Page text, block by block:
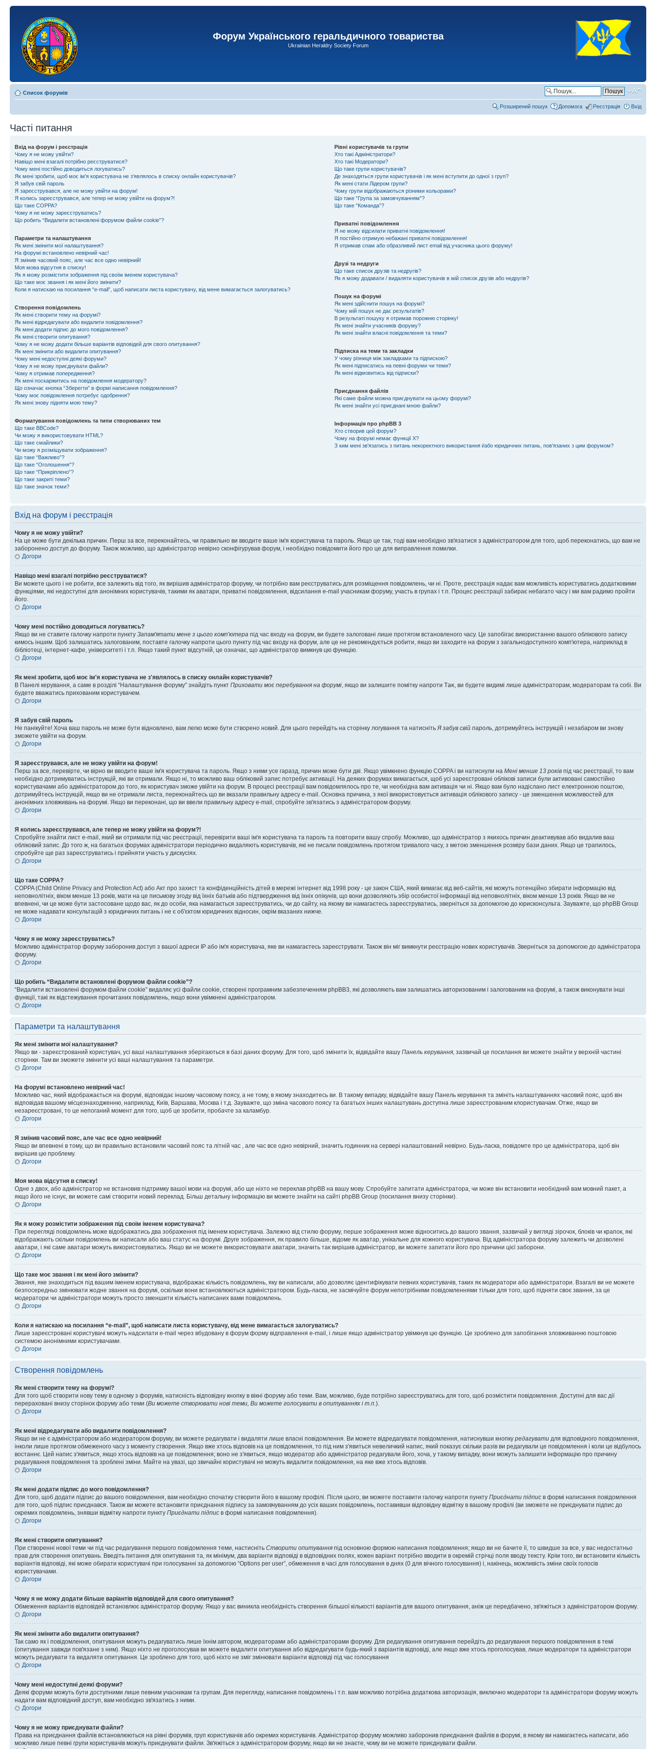
Форум Українського геральдичного товариства
Ukrainian Heraldry Society Forum
Список форумів
Розширений пошук Допомога Реєстрація Вхід
Часті питання
Вхід на форум і реєстрація
Чому я не можу увійти?
Навіщо мені взагалі потрібно реєструватися?
Чому мені постійно доводиться логуватись?
Як мені зробити, щоб моє ім'я користувача не з'являлось в списку онлайн користувачів?
Я забув свій пароль
Я зареєструвався, але не можу увійти на форум!
Я колись зареєструвався, але тепер не можу увійти на форум?!
Що таке COPPA?
Чому я не можу зареєструватись?
Що робить “Видалити встановлені форумом файли cookie”?
Параметри та налаштування
Як мені змінити мої налаштування?
На форумі встановлено невірний час!
Я змінив часовий пояс, але час все одно невірний!
Моя мова відсутня в списку!
Як я можу розмістити зображення під своїм іменем користувача?
Що таке моє звання і як мені його змінити?
Коли я натискаю на посилання “e-mail”, щоб написати листа користувачу, від мене вимагається залогуватись?
Створення повідомлень
Як мені створити тему на форумі?
Як мені відредагувати або видалити повідомлення?
Як мені додати підпис до мого повідомлення?
Як мені створити опитування?
Чому я не можу додати більше варіантів відповідей для свого опитування?
Як мені змінити або видалити опитування?
Чому мені недоступні деякі форуми?
Чому я не можу приєднувати файли?
Чому я отримав попередження?
Як мені поскаржитись на повідомлення модератору?
Що означає кнопка “Зберегти” в формі написання повідомлення?
Чому моє повідомлення потребує одобрення?
Як мені знову підняти мою тему?
Форматування повідомлень та типи створюваних тем
Що таке BBCode?
Чи можу я використовувати HTML?
Що таке смайлики?
Чи можу я розміщувати зображення?
Що таке “Важливо”?
Що таке “Оголошення”?
Що таке “Прикріплено”?
Що таке закриті теми?
Що таке значок теми?
Рівні користувачів та групи
Хто такі Адміністратори?
Хто такі Модератори?
Що таке групи користувачів?
Де знаходяться групи користувачів і як мені вступити до одної з груп?
Як мені стати Лідером групи?
Чому групи відображаються різними кольорами?
Що таке “Група за замовчуванням”?
Що таке “Команда”?
Приватні повідомлення
Я не можу відсилати приватні повідомлення!
Я постійно отримую небажані приватні повідомлення!
Я отримав спам або образливий лист email від учасника цього форуму!
Друзі та недруги
Що таке список друзів та недругів?
Як я можу додавати / видаляти користувачів в мій список друзів або недругів?
Пошук на форумі
Як мені здійснити пошук на форумі?
Чому мій пошук не дає результатів?
В результаті пошуку я отримав порожню сторінку!
Як мені знайти учасників форуму?
Як мені знайти власні повідомлення та теми?
Підписка на теми та закладки
У чому різниця між закладками та підпискою?
Як мені підписатись на певні форуми чи теми?
Як мені відмовитись від підписки?
Приєднання файлів
Які саме файли можна приєднувати на цьому форумі?
Як мені знайти усі приєднані мною файли?
Інформація про phpBB 3
Хто створив цей форум?
Чому на форумі немає функції X?
З ким мені зв'язатись з питань некоректного використання і/або юридичних питань, пов'язаних з цим форумом?
Вхід на форум і реєстрація
Чому я не можу увійти?
На це може бути декілька причин. Перш за все, переконайтесь, чи правильно ви вводите ваше ім'я користувача та пароль. Якщо це так, тоді вам необхідно зв'язатися з адміністратором для того, щоб переконатись, що вам не
заборонено доступ до форуму. Також можливо, що адміністратор невірно сконфігурував форум, і необхідно повідомити його про це для виправлення помилки.
Догори
Навіщо мені взагалі потрібно реєструватися?
Ви можете цього і не робити, все залежить від того, як вирішив адміністратор форуму, чи потрібно вам реєструватись для розміщення повідомлень, чи ні. Проте, реєстрація надає вам можливість користуватись додатковими
функціями, які недоступні для анонімних користувачів, такими як аватари, приватні повідомлення, відсилання e-mail учасникам форуму, участь в групах і т.п. Процес реєстрації забирає небагато часу і ми вам радимо пройти
його.
Догори
Чому мені постійно доводиться логуватись?
Якщо ви не ставите галочку напроти пункту Запам'ятати мене з цього комп'ютера під час входу на форум, ви будете залоговані лише протягом встановленого часу. Це запобігає використанню вашого облікового запису
кимось іншим. Щоб залишатись залогованим, поставте галочку напроти цього пункту під час входу на форум, але це не рекомендується робити, якщо ви заходите на форум з загальнодоступного комп'ютера, наприклад в
бібліотеці, інтернет-кафе, університеті і т.п. Якщо такий пункт відсутній, це означає, що адміністратор вимкнув цю функцію.
Догори
Як мені зробити, щоб моє ім'я користувача не з'являлось в списку онлайн користувачів?
В Панелі керування, а саме в розділі “Налаштування форуму” знайдіть пункт Приховати моє перебування на форумі, якщо ви залишите помітку напроти Так, ви будете видимі лише адміністраторам, модераторам та собі. Ви
будете вважатись прихованим користувачем.
Догори
Я забув свій пароль
Не панікуйте! Хоча ваш пароль не може бути відновлено, вам легко може бути створено новий. Для цього перейдіть на сторінку логування та натиснітьЯ забув свій пароль, дотримуйтесь інструкцій і незабаром ви знову
зможете увійти на форум.
Догори
Я зареєструвався, але не можу увійти на форум!
Перш за все, перевірте, чи вірно ви вводите ваше ім'я користувача та пароль. Якщо з ними усе гаразд, причин може бути дві. Якщо увімкнено функцію COPPA і ви натиснули на Мені менше 13 років під час реєстрації, то вам
необхідно дотримуватись інструкцій, які ви отримали. Якщо ні, то можливо ваш обліковий запис потребує активації. На деяких форумах вимагається, щоб усі зареєстровані облікові записи були активовані самостійно
користувачами або адміністратором до того, як користувач зможе увійти на форум. В процесі реєстрації вам повідомлялось про те, чи необхідна вам активація чи ні. Якщо вам було надіслано лист електронною поштою,
дотримуйтесь інструкцій, якщо ви не отримали листа, переконайтесь що ви вказали правильну адресу e-mail. Основна причина, з якої використовується активація облікового запису - це зменшення можливостей для
анонімних зловживань на форумі. Якщо ви переконані, що ви ввели правильну адресу e-mail, спробуйте зв'язатись з адміністратором форуму.
Догори
Я колись зареєструвався, але тепер не можу увійти на форум?!
Спробуйте знайти лист e-mail, який ви отримали під час реєстрації, перевірити ваші ім'я користувача та пароль та повторити вашу спробу. Можливо, що адміністратор з якихось причин деактивував або видалив ваш
обліковий запис. До того ж, на багатьох форумах адміністратори періодично видаляють користувачів, які не писали повідомлень протягом тривалого часу, з метою зменшення розміру бази даних. Якщо це трапилось,
спробуйте ще раз зареєструватись і прийняти участь у дискусіях.
Догори
Що таке COPPA?
COPPA (Child Online Privacy and Protection Act) або Акт про захист та конфіденційність дітей в мережі інтернет від 1998 року - це закон США, який вимагає від веб-сайтів, які можуть потенційно збирати інформацію від
неповнолітніх, віком менше 13 років, мати на це письмову згоду від їхніх батьків або підтвердження від їхніх опікунів, що вони дозволяють збір особистої інформації від неповнолітніх, віком менше 13 років. Якщо ви не
впевнені, чи це може бути застосоване щодо вас, як до особи, яка намагається зареєструватись, чи до сайту, на якому ви намагаєтесь зареєструватись, зверніться за допомогою до юрисконсульта. Зауважте, що phpBB Group
не може надавати консультацій з юридичних питань і не є об'єктом юридичних відносин, окрім вказаних нижче.
Догори
Чому я не можу зареєструватись?
Можливо адміністратор форуму заборонив доступ з вашої адреси IP або ім'я користувача, яке ви намагаєтесь зареєструвати. Також він міг вимкнути реєстрацію нових користувачів. Зверніться за допомогою до адміністратора
форуму.
Догори
Що робить “Видалити встановлені форумом файли cookie”?
“Видалити встановлені форумом файли cookie” видаляє усі файли cookie, створені програмним забезпеченням phpBB3, які дозволяють вам залишатись авторизованим і залогованим на форумі, а також виконувати інші
функції, такі як відстежування прочитаних повідомлень, якщо вони увімкнені адміністратором.
Догори
Параметри та налаштування
Як мені змінити мої налаштування?
Якщо ви - зареєстрований користувач, усі ваші налаштування зберігаються в базі даних форуму. Для того, щоб змінити їх, відвідайте вашу Панель керування, зазвичай це посилання ви можете знайти у верхній частині
сторінки. Там ви зможете змінити усі ваші налаштування та параметри.
Догори
На форумі встановлено невірний час!
Можливо час, який відображається на форумі, відповідає іншому часовому поясу, а не тому, в якому знаходитесь ви. В такому випадку, відвідайте вашу Панель керування та змініть налаштуваннях часовий пояс, щоб він
відповідав вашому місцезнаходженню, наприклад, Київ, Варшава, Москва і т.д. Зауважте, що зміна часового поясу та багатьох інших налаштувань доступна лише зареєстрованим клористувачам. Отже, якщо ви
незареєстровані, то це непоганий момент для того, щоб це зробити, пробачте за каламбур.
Догори
Я змінив часовий пояс, але час все одно невірний!
Якщо ви впевнені в тому, що ви правильно встановили часовий пояс та літній час , але час все одно невірний, значить годинник на сервері налаштований невірно. Будь-ласка, повідомте про це адміністратора, щоб він
вирішив цю проблему.
Догори
Моя мова відсутня в списку!
Одне з двох, або адміністратор не встановив підтримку вашої мови на форумі, або ще ніхто не переклав phpBB на вашу мову. Спробуйте запитати адміністратора, чи може він встановити необхідний вам мовний пакет, а
якщо його не існує, ви можете самі створити новий переклад. Більш детальну інформацію ви можете знайти на сайті phpBB Group (посилання внизу сторінки).
Догори
Як я можу розмістити зображення під своїм іменем користувача?
При перегляді повідомлень може відображатись два зображення під іменем користувача. Залежно від стилю форуму, перше зображення може відноситись до вашого звання, зазвичай у вигляді зірочок, блоків чи крапок, які
відображають скільки повідомлень ви написали або ваш статус на форумі. Друге зображення, як правило більше, відоме як аватар, унікальне для кожного користувача. Від адміністратора форуму залежить чи дозволені
аватари, і які саме аватари можуть використовуватись. Якщо ви не можете використовувати аватари, значить так вирішив адміністратор, ви можете запитати його про причини цієї заборони.
Догори
Що таке моє звання і як мені його змінити?
Звання, яке знаходиться під вашим іменем користувача, відображає кількість повідомлень, яку ви написали, або дозволяє ідентифікувати певних користувачів, таких як модератори або адміністратори. Взагалі ви не можете
безпосередньо змінювати жодне звання на форумі, оскільки вони встановлюються адміністратором. Будь-ласка, не засмічуйте форум непотрібними повідомленнями тільки для того, щоб підняти своє звання, за це
модератори чи адміністратори можуть просто зменшити кількість написаних вами повідомлень.
Догори
Коли я натискаю на посилання “e-mail”, щоб написати листа користувачу, від мене вимагається залогуватись?
Лише зареєстровані користувачі можуть надсилати e-mail через вбудовану в форум форму відправлення e-mail, і лише якщо адміністратор увімкнув цю функцію. Це зроблено для запобігання зловживанню поштовою
системою анонімними користувачами.
Догори
Створення повідомлень
Як мені створити тему на форумі?
Для того щоб створити нову тему в одному з форумів, натисність відповідну кнопку в вікні форуму або теми. Вам, можливо, буде потрібно зареєструватись для того, щоб розмістити повідомлення. Доступні для вас дії
перераховані внизу сторінок форуму або теми (Ви можете створювати нові теми, Ви можете голосувати в опитуваннях і т.п.).
Догори
Як мені відредагувати або видалити повідомлення?
Якщо ви не є адміністратором або модератором форуму, ви можете редагувати і видаляти лише власні повідомлення. Ви можете відредагувати повідомлення, натиснувши кнопку редагувати для відповідного повідомлення,
інколи лише протягом обмеженого часу з моменту створення. Якщо вже хтось відповів на це повідомлення, то під ним з'явиться невеличкий напис, який показує скільки разів ви редагували це повідомлення і коли це відбулось
востаннє. Цей напис з'явиться, якщо хтось відповів на це повідомлення; воно не з'явиться, якщо модератор або адміністратор редагували його, хоча, у такому випадку, вони можуть залишити інформацію про причину
редагування повідомлення та зроблені зміни. Майте на увазі, що звичайні користувачі не можуть видалити повідомлення, на яке вже хтось відповів.
Догори
Як мені додати підпис до мого повідомлення?
Для того, щоб додати підпис до вашого повідомлення, вам необхідно спочатку створити його в вашому профілі. Після цього, ви можете поставити галочку напроти пункту Приєднати підпис в формі написання повідомлення
для того, щоб підпис приєднався. Також ви можете встановити приєднання підпису за замовчуванням до усіх ваших повідомлень, поставивши відповідну відмітку в вашому профілі (ви зможете не приєднувати підпис до
окремих повідомлень, знявши відмітку напроти пункту Приєднати підпис в формі написання повідомлення).
Догори
Як мені створити опитування?
При створенні нової теми чи під час редагування першого повідомлення теми, настисніть Створити опитування під основною формою написання повідомлення; якщо ви не бачите її, то швидше за все, у вас недостатньо
прав для створення опитувань. Введіть питання для опитування та, як мінімум, два варіанти відповіді в відповідних полях, кожен варіант потрібно вводити в окремій стрічці поля вводу тексту. Крім того, ви встановити кількість
варіантів відповіді, які може обирати користувачі при голосуванні за допомогою “Options per user”, обмеження в часі для голосування в днях (0 для вічного голосування) і, накінець, можливість зміни своїх голосів
користувачами.
Догори
Чому я не можу додати більше варіантів відповідей для свого опитування?
Обмеження варіантів відповідей встановлює адміністратор форуму. Якщо у вас виникла необхідність створення більшої кількості варіантів для вашого опитування, аніж це передбачено, зв'яжіться з адміністратором форуму.
Догори
Як мені змінити або видалити опитування?
Так само як і повідомлення, опитування можуть редагуватись лише їхнім автором, модераторами або адміністраторами форуму. Для редагування опитування перейдіть до редагування першого повідомлення в темі
(опитування завжди пов'язане з ним). Якщо ніхто не проголосував ви можете видалити опитування або відредагувати будь-який з варіантів відповіді, але якщо вже хтось проголосував, лише модератори та адміністратори
можуть редагувати та видаляти опитування. Це зроблено для того, щоб ніхто не зміг змінювати варіанти відповіді під час голосування
Догори
Чому мені недоступні деякі форуми?
Деякі форуми можуть бути доступними лише певним учасникам та групам. Для перегляду, написання повідомлень і т.п. вам можливо потрібна додаткова авторизація, виключно модератори та адміністратори форуму можуть
надати вам відповідний доступ, вам необхідно зв'язатись з ними.
Догори
Чому я не можу приєднувати файли?
Права на приєднання файлів встановлюються на рівні форумів, груп користувачів або окремих користувачів. Адміністратор форуму можливо заборонив приєднання файлів в форумі, в якому ви намагаєтесь написати, або
можливо лише певні групи користувачів можуть приєднувати файли. Зв'яжіться з адміністратором форуму, якщо ви не знаєте, чому ви не можете приєднувати файли.